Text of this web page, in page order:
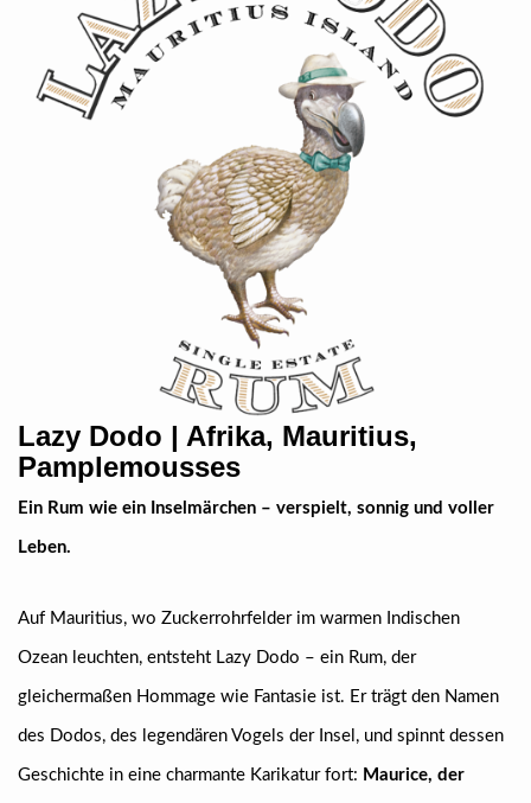
Lazy Dodo | Afrika, Mauritius,
Pamplemousses
Ein Rum wie ein Inselmärchen – verspielt, sonnig und voller
Leben.
Auf Mauritius, wo Zuckerrohrfelder im warmen Indischen
Ozean leuchten, entsteht Lazy Dodo – ein Rum, der
gleichermaßen Hommage wie Fantasie ist. Er trägt den Namen
des Dodos, des legendären Vogels der Insel, und spinnt dessen
Geschichte in eine charmante Karikatur fort: Maurice, der